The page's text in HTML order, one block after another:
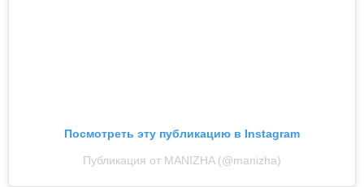
Посмотреть эту публикацию в Instagram
Публикация от MANIZHA (@manizha)